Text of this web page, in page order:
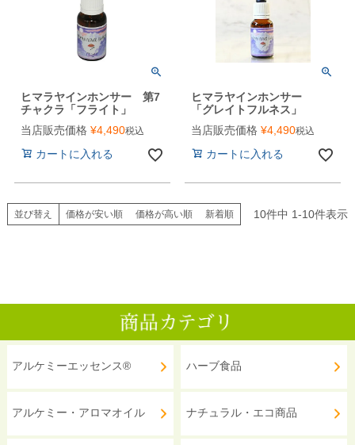
ヒマラヤインホンサー 第7
チャクラ「フライト」
当店販売価格 ¥4,490税込
カートに入れる
ヒマラヤインホンサー
「グレイトフルネス」
当店販売価格 ¥4,490税込
カートに入れる
並び替え 価格が安い順 価格が高い順 新着順 10件中 1-10件表示
アルケミーエッセンス®
アルケミー・アロマオイル
ハーブ食品
ナチュラル・エコ商品